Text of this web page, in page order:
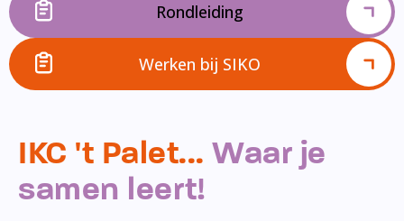
Rondleiding
Werken bij SIKO
IKC 't Palet... Waar je
samen leert!